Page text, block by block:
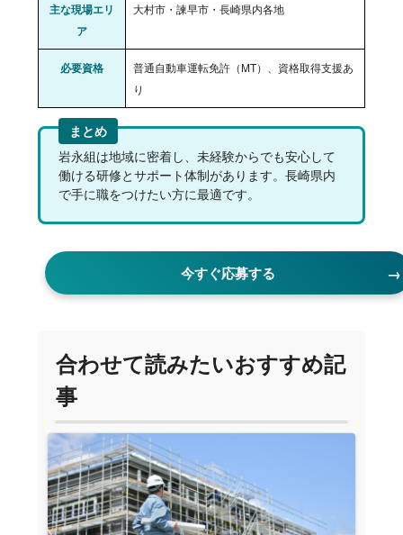
主な現場エリ
ア
大村市・諫早市・長崎県内各地
必要資格
普通自動車運転免許（MT）、資格取得支援あ
り
まとめ
岩永組は地域に密着し、未経験からでも安心して
働ける研修とサポート体制があります。長崎県内
で手に職をつけたい方に最適です。
今すぐ応募する
合わせて読みたいおすすめ記
事